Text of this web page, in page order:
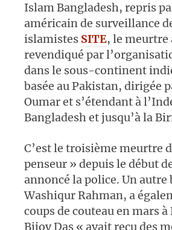
Islam Bangladesh, repris
américain de surveillance
islamistes SITE, le meurtre
revendiqué par
dans le sous-continent
basée au Pakistan, dirigée
Oumar et s’étendant à
Bangladesh et jusqu’à la
C’est le troisième meurtre
penseur » depuis le début
annoncé la police. Un autre
Washiqur Rahman, a
coups de couteau en mars à
Bijoy Das « avait reçu des